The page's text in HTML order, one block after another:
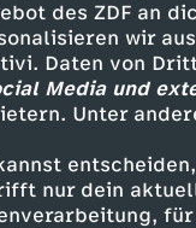
des ZDF an
wir
Daten von
Media und
Unter
nur dein
Geld sparen?
und Tricks,
https://
Schaut da
funkofficial
funk
https://
Ähnliche